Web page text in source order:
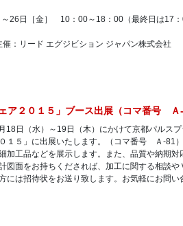
26日［金］ 10：00～18：00（最終日は17
：リード エグジビション ジャパン株式会社
ェア２０１５」ブース出展（コマ番号
18日（水）～19日（木）にかけて京都パルス
０１５」に出展いたします。（コマ番号 Ａ-81）
加工品などを展示します。また、品質や納期
図面をお持ちくだされば、加工に関する相談
には招待状をお送り致します。お気軽にお問い